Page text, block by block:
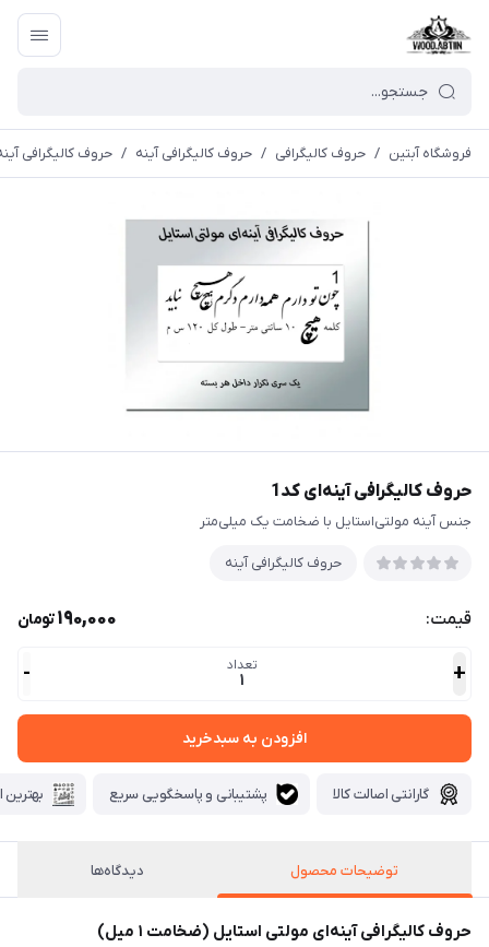
فروشگاه آبتین / حروف کالیگرافی / حروف كاليگرافی آينه / حروف کالیگرافی
حروف کالیگرافی آینه‌ای کد1
جنس آینه مولتی‌استایل با ضخامت یک میلی‌متر
حروف كاليگرافی آينه
قیمت: 190,000تومان
+ تعداد
1
-
افزودن به سبدخرید
گارانتی اصالت کالا پشتیبانی و پاسخگویی سریع بهترین
توضیحات محصول دیدگاه‌ها
حروف کالیگرافی آینه‌ای مولتی استایل (ضخامت ۱ میل)